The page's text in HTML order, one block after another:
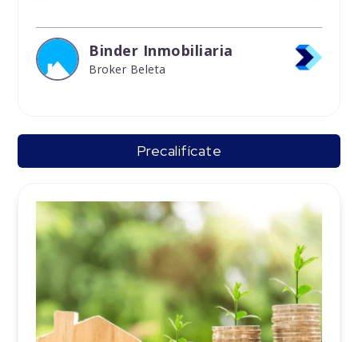
Binder Inmobiliaria
Broker Beleta
Precalifícate